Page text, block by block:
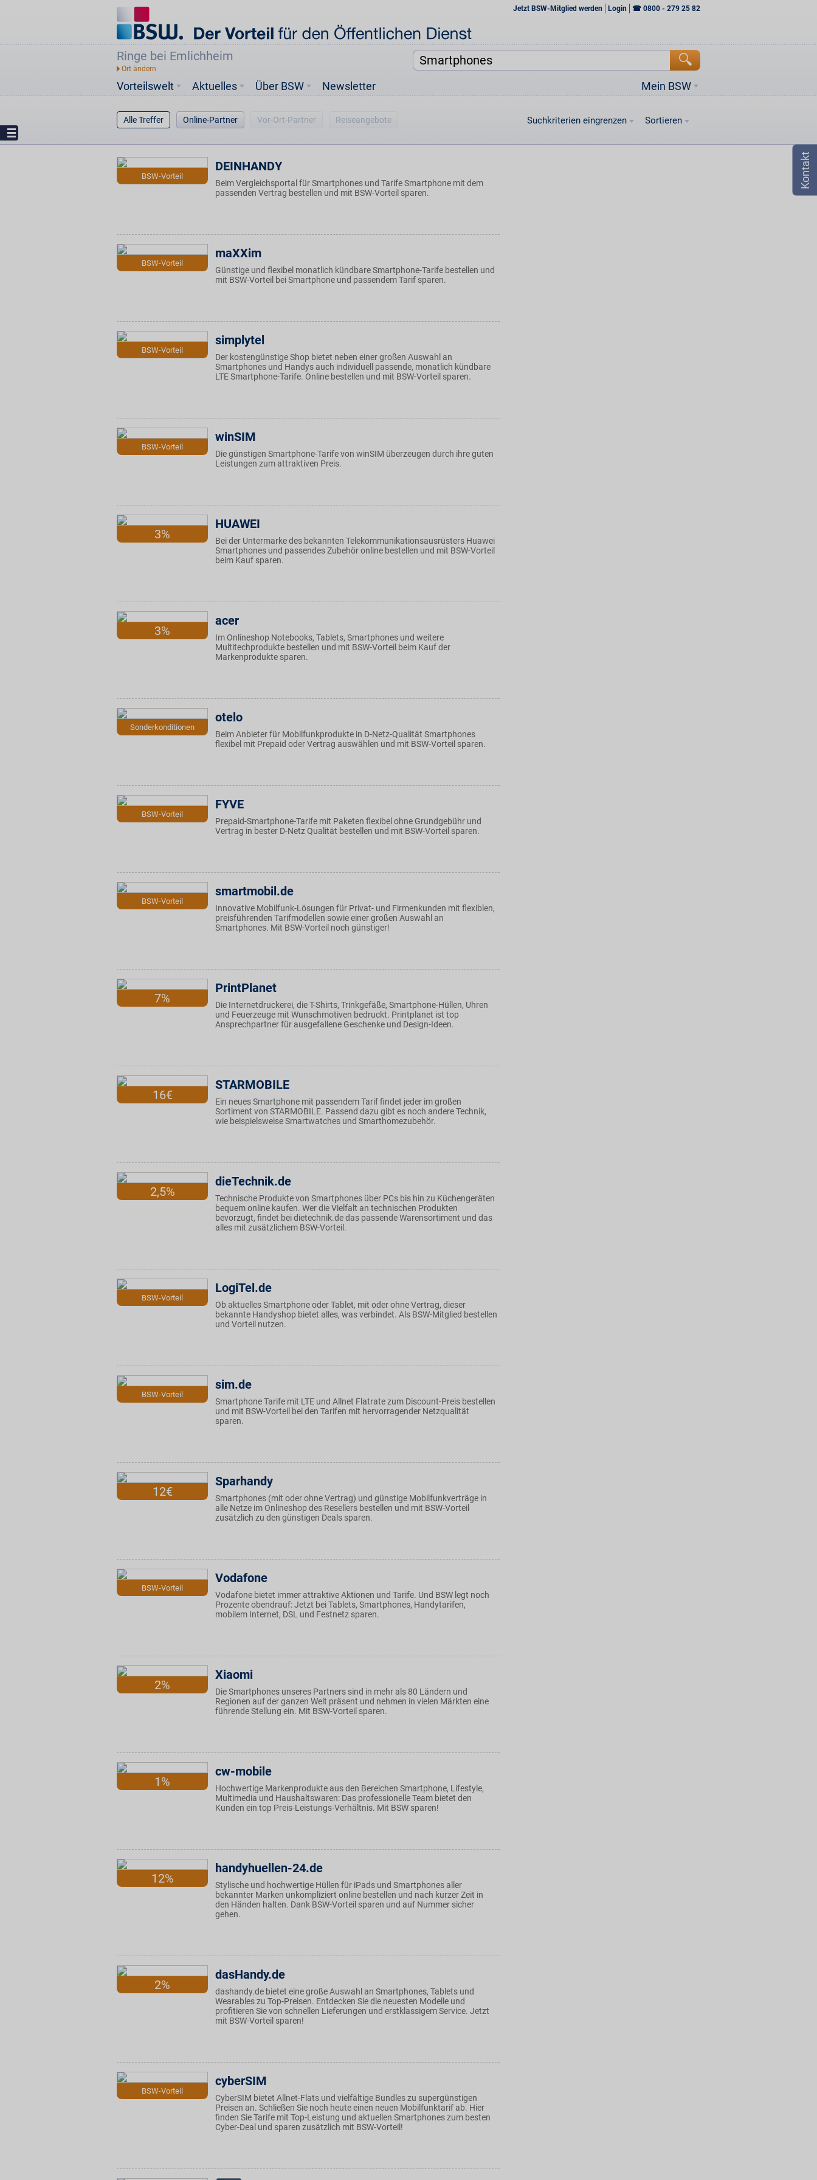
Jetzt BSW-Mitglied werden Login ☎ 0800 - 279 25 82
Ringe bei Emlichheim
Vorteilswelt Mein BSW
Aktuelles Über BSW Newsletter
Alle Treffer Online-Partner Vor-Ort-Partner Reiseangebote Suchkriterien eingrenzen Sortieren
BSW-Vorteil
DEINHANDY
Beim Vergleichsportal für Smartphones und Tarife Smartphone mit dem
passenden Vertrag bestellen und mit BSW-Vorteil sparen.
BSW-Vorteil
maXXim
Günstige und flexibel monatlich kündbare Smartphone-Tarife bestellen und
mit BSW-Vorteil bei Smartphone und passendem Tarif sparen.
BSW-Vorteil
simplytel
Der kostengünstige Shop bietet neben einer großen Auswahl an
Smartphones und Handys auch individuell passende, monatlich kündbare
LTE Smartphone-Tarife. Online bestellen und mit BSW-Vorteil sparen.
BSW-Vorteil
winSIM
Die günstigen Smartphone-Tarife von winSIM überzeugen durch ihre guten
Leistungen zum attraktiven Preis.
3%
HUAWEI
Bei der Untermarke des bekannten Telekommunikationsausrüsters Huawei
Smartphones und passendes Zubehör online bestellen und mit BSW-Vorteil
beim Kauf sparen.
3%
acer
Im Onlineshop Notebooks, Tablets, Smartphones und weitere
Multitechprodukte bestellen und mit BSW-Vorteil beim Kauf der
Markenprodukte sparen.
Sonderkonditionen
otelo
Beim Anbieter für Mobilfunkprodukte in D-Netz-Qualität Smartphones
flexibel mit Prepaid oder Vertrag auswählen und mit BSW-Vorteil sparen.
BSW-Vorteil
FYVE
Prepaid-Smartphone-Tarife mit Paketen flexibel ohne Grundgebühr und
Vertrag in bester D-Netz Qualität bestellen und mit BSW-Vorteil sparen.
BSW-Vorteil
smartmobil.de
Innovative Mobilfunk-Lösungen für Privat- und Firmenkunden mit flexiblen,
preisführenden Tarifmodellen sowie einer großen Auswahl an
Smartphones. Mit BSW-Vorteil noch günstiger!
7%
PrintPlanet
Die Internetdruckerei, die T-Shirts, Trinkgefäße, Smartphone-Hüllen, Uhren
und Feuerzeuge mit Wunschmotiven bedruckt. Printplanet ist top
Ansprechpartner für ausgefallene Geschenke und Design-Ideen.
16€
STARMOBILE
Ein neues Smartphone mit passendem Tarif findet jeder im großen
Sortiment von STARMOBILE. Passend dazu gibt es noch andere Technik,
wie beispielsweise Smartwatches und Smarthomezubehör.
2,5%
dieTechnik.de
Technische Produkte von Smartphones über PCs bis hin zu Küchengeräten
bequem online kaufen. Wer die Vielfalt an technischen Produkten
bevorzugt, findet bei dietechnik.de das passende Warensortiment und das
alles mit zusätzlichem BSW-Vorteil.
BSW-Vorteil
LogiTel.de
Ob aktuelles Smartphone oder Tablet, mit oder ohne Vertrag, dieser
bekannte Handyshop bietet alles, was verbindet. Als BSW-Mitglied bestellen
und Vorteil nutzen.
BSW-Vorteil
sim.de
Smartphone Tarife mit LTE und Allnet Flatrate zum Discount-Preis bestellen
und mit BSW-Vorteil bei den Tarifen mit hervorragender Netzqualität
sparen.
12€
Sparhandy
Smartphones (mit oder ohne Vertrag) und günstige Mobilfunkverträge in
alle Netze im Onlineshop des Resellers bestellen und mit BSW-Vorteil
zusätzlich zu den günstigen Deals sparen.
BSW-Vorteil
Vodafone
Vodafone bietet immer attraktive Aktionen und Tarife. Und BSW legt noch
Prozente obendrauf: Jetzt bei Tablets, Smartphones, Handytarifen,
mobilem Internet, DSL und Festnetz sparen.
2%
Xiaomi
Die Smartphones unseres Partners sind in mehr als 80 Ländern und
Regionen auf der ganzen Welt präsent und nehmen in vielen Märkten eine
führende Stellung ein. Mit BSW-Vorteil sparen.
1%
cw-mobile
Hochwertige Markenprodukte aus den Bereichen Smartphone, Lifestyle,
Multimedia und Haushaltswaren: Das professionelle Team bietet den
Kunden ein top Preis-Leistungs-Verhältnis. Mit BSW sparen!
12%
handyhuellen-24.de
Stylische und hochwertige Hüllen für iPads und Smartphones aller
bekannter Marken unkompliziert online bestellen und nach kurzer Zeit in
den Händen halten. Dank BSW-Vorteil sparen und auf Nummer sicher
gehen.
2%
dasHandy.de
dashandy.de bietet eine große Auswahl an Smartphones, Tablets und
Wearables zu Top-Preisen. Entdecken Sie die neuesten Modelle und
profitieren Sie von schnellen Lieferungen und erstklassigem Service. Jetzt
mit BSW-Vorteil sparen!
BSW-Vorteil
cyberSIM
CyberSIM bietet Allnet-Flats und vielfältige Bundles zu supergünstigen
Preisen an. Schließen Sie noch heute einen neuen Mobilfunktarif ab. Hier
finden Sie Tarife mit Top-Leistung und aktuellen Smartphones zum besten
Cyber-Deal und sparen zusätzlich mit BSW-Vorteil!